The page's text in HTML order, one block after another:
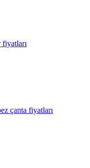
fiyatları
çanta fiyatları